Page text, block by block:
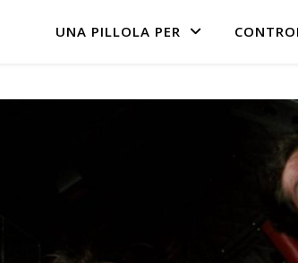
UNA PILLOLA PER